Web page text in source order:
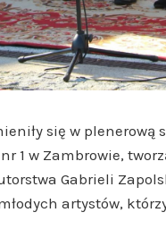
się w plenerową
1 w Zambrowie,
Gabrieli
artystów,